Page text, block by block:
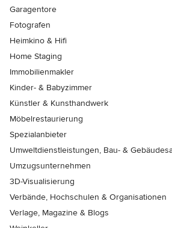
Garagentore
Fotografen
Heimkino & Hifi
Home Staging
Immobilienmakler
Kinder- & Babyzimmer
Künstler & Kunsthandwerk
Möbelrestaurierung
Spezialanbieter
Umweltdienstleistungen, Bau- &
Umzugsunternehmen
3D-Visualisierung
Verbände, Hochschulen & Organisationen
Verlage, Magazine & Blogs